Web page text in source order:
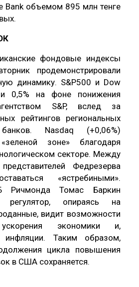
Bank объемом 895 млн тенге
фондовые индексы
продемонстрировали
динамику. S&P500 и Dow
и 0,5% на фоне понижения
S&P, вслед за
рейтингов региональных
банков. Nasdaq (+0,06%)
зоне» благодаря
секторе. Между
Федрезерва
«ястребиными».
Ричмонда Томас Баркин
опираясь на
видит возможности
ускорения экономики и,
инфляции. Таким образом,
цикла повышения
в США сохраняется.